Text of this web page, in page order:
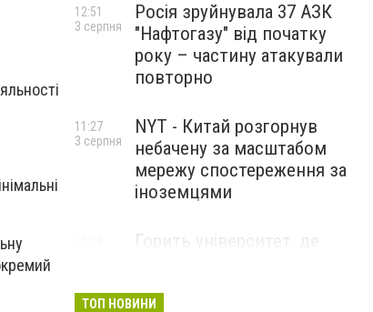
Росія зруйнувала 37 АЗК
"Нафтогазу" від початку
року – частину атакували
повторно
12:51
3 серпня
NYT - Китай розгорнув
небачену за масштабом
мережу спостереження за
іноземцями
11:27
3 серпня
Горить університет, де
ТОП НОВИНИ